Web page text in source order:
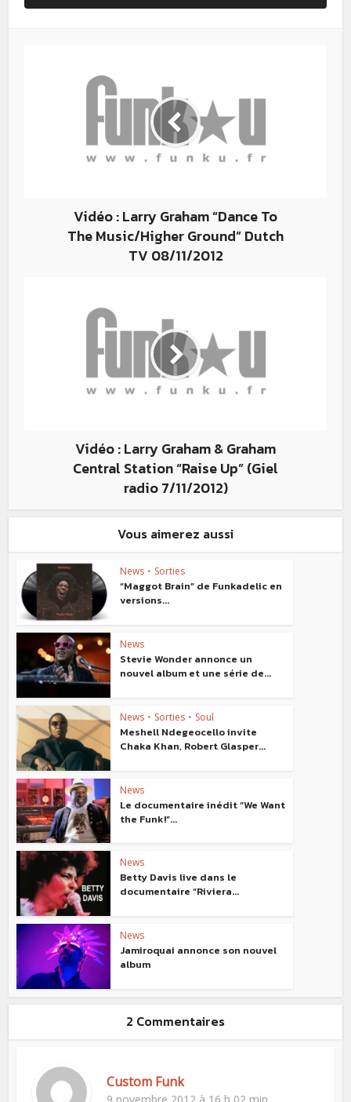
Vidéo : Larry Graham “Dance To
The Music/Higher Ground” Dutch
TV 08/11/2012
Vidéo : Larry Graham & Graham
Central Station “Raise Up” (Giel
radio 7/11/2012)
Vous aimerez aussi
News • Sorties
“Maggot Brain” de Funkadelic en
versions...
News
Stevie Wonder annonce un
nouvel album et une série de...
News • Sorties • Soul
Meshell Ndegeocello invite
Chaka Khan, Robert Glasper...
News
Le documentaire inédit “We Want
the Funk!”...
News
Betty Davis live dans le
documentaire “Riviera...
News
Jamiroquai annonce son nouvel
album
2 Commentaires
Custom Funk